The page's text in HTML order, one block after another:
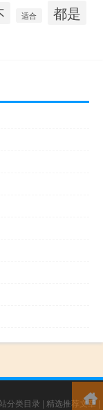
适合 都是
分类目录 | 精选推荐文章|